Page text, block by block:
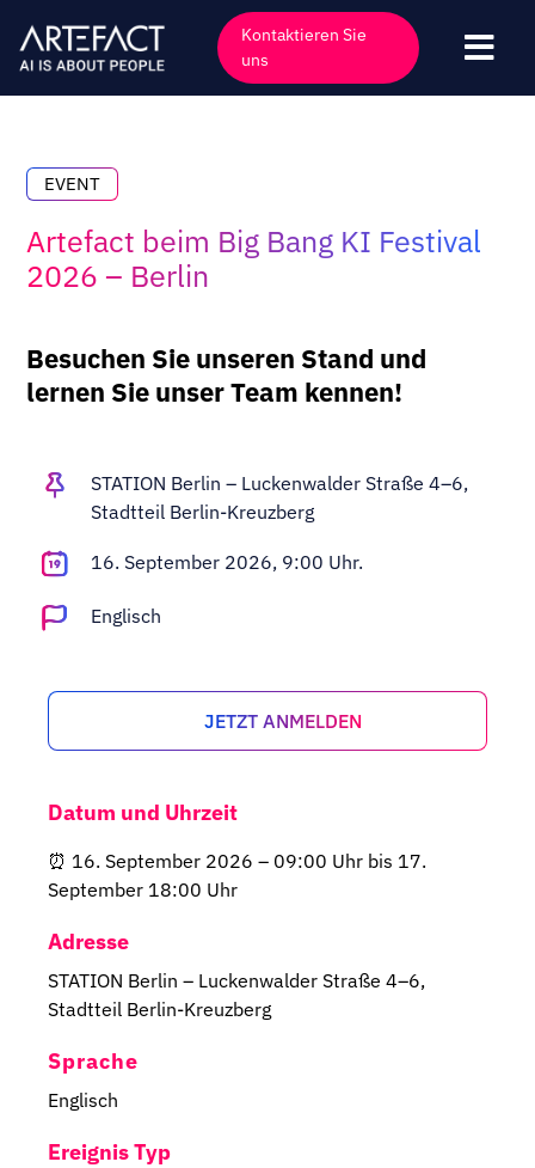
Inhalt
springen
Kontaktieren Sie
uns
Angebote
Einblicke
Unternehmen
Veranstaltungen
Kontakt
Adopt AI
nach:
DE
EVENT
Artefact beim Big Bang KI Festival
2026 – Berlin
Besuchen Sie unseren Stand und
lernen Sie unser Team kennen!
STATION Berlin – Luckenwalder Straße 4–6,
Stadtteil Berlin-Kreuzberg
16. September 2026, 9:00 Uhr.
Englisch
JETZT ANMELDEN
Datum und Uhrzeit
⏰ 16. September 2026 – 09:00 Uhr bis 17.
September 18:00 Uhr
Adresse
STATION Berlin – Luckenwalder Straße 4–6,
Stadtteil Berlin-Kreuzberg
Sprache
Englisch
Ereignis Typ